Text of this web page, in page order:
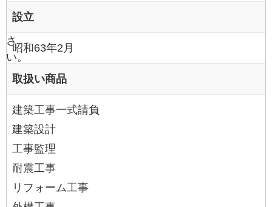
くだ
さ
い。
設立
昭和63年2月
取扱い商品
建築工事一式請負
建築設計
工事監理
耐震工事
リフォーム工事